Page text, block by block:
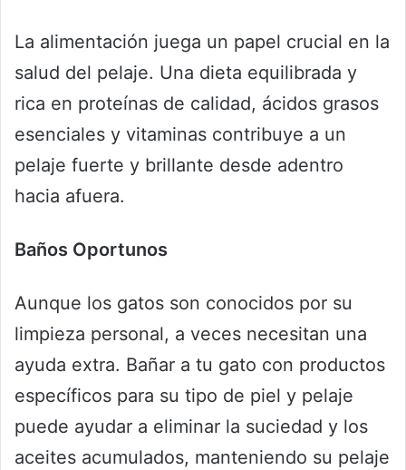
La alimentación juega un papel crucial en la
salud del pelaje. Una dieta equilibrada y
rica en proteínas de calidad, ácidos grasos
esenciales y vitaminas contribuye a un
pelaje fuerte y brillante desde adentro
hacia afuera.
Baños Oportunos
Aunque los gatos son conocidos por su
limpieza personal, a veces necesitan una
ayuda extra. Bañar a tu gato con productos
específicos para su tipo de piel y pelaje
puede ayudar a eliminar la suciedad y los
aceites acumulados, manteniendo su pelaje